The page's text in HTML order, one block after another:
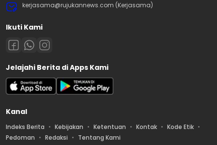
kerjasama@rujukannews.com (Kerjasama)
Ikuti Kami
Jelajahi Berita di Apps Kami
Kanal
Indeks Berita Kebijakan Ketentuan Kontak
Kode Etik
Pedoman
Redaksi Tentang Kami